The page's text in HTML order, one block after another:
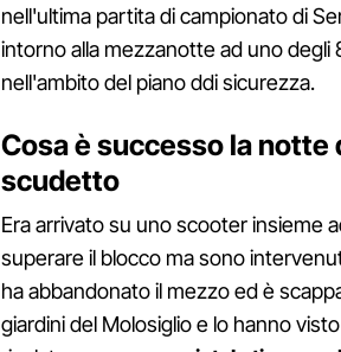
nell'ultima partita di campionato di
intorno alla mezzanotte ad uno
nell'ambito del piano ddi sicurezza.
Cosa è successo la
scudetto
Era arrivato su uno scooter insieme
superare il blocco ma sono
ha abbandonato il mezzo ed è
giardini del Molosiglio e lo hanno